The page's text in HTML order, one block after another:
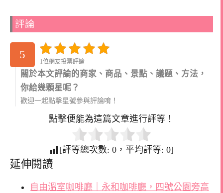
評論
5
1位網友投票評論
關於本文評論的商家、商品、景點、議題、方法，
你給幾顆星呢？
歡迎一起點擊星號參與評論唷！
點擊便能為這篇文章進行評等！
[評等總次數: 0 ，平均評等: 0]
延伸閱讀
自由溫室咖啡廳｜永和咖啡廳，四號公園旁高